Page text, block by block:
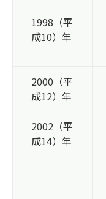
1998（平
成10）年
2000（平
成12）年
2002（平
成14）年